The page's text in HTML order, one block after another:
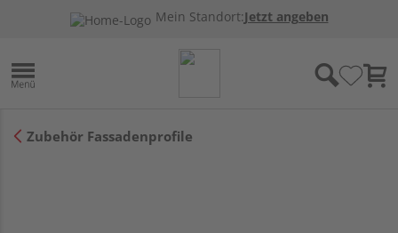
Mein Standort:Jetzt angeben
Zubehör Fassadenprofile